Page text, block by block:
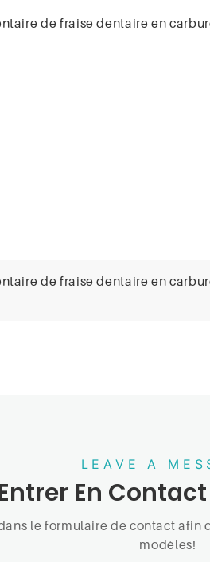
LEAVE A
En
le formulaire de contact
modèles!